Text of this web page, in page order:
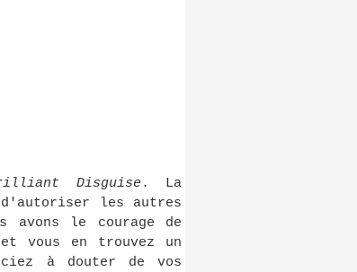
Disguise . La
les autres
avons le courage de
vous en trouvez un
à douter de vos